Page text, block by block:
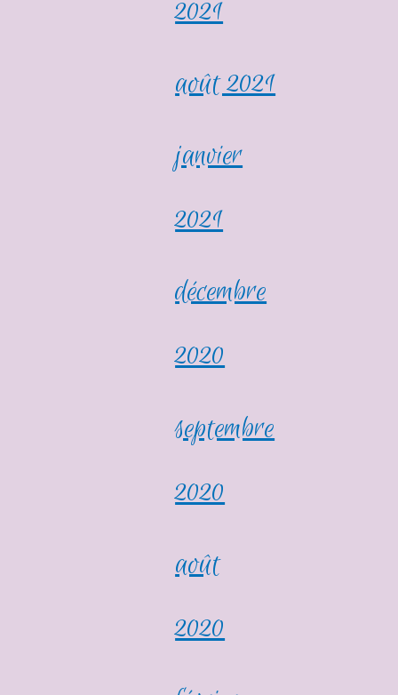
2021
août 2021
janvier
2021
décembre
2020
septembre
2020
août
2020